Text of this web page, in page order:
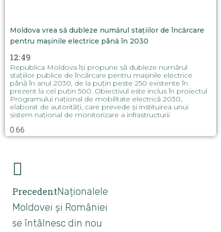
Moldova vrea să dubleze numărul stațiilor de încărcare
pentru mașinile electrice până în 2030
12:49
Republica Moldova își propune să dubleze numărul
stațiilor publice de încărcare pentru mașinile electrice
până în anul 2030, de la puțin peste 250 existente în
prezent la cel puțin 500. Obiectivul este inclus în proiectul
Programului național de mobilitate electrică 2030,
elaborat de autorități, care prevede și instituirea unui
sistem național de monitorizare a infrastructurii
PrecedentNaționalele
Moldovei și României
se întâlnesc din nou